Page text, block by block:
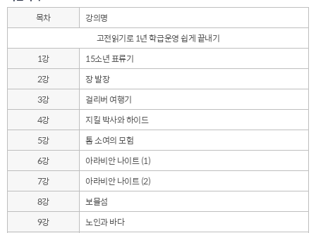
목차
강의명
고전읽기로 1년 학급운영 쉽게 끝내기
1강
15소년 표류기
2강
장 발장
3강
걸리버 여행기
4강
지킬 박사와 하이드
5강
톰 소여의 모험
6강
아라비안 나이트 (1)
7강
아라비안 나이트 (2)
8강
보물섬
9강
노인과 바다